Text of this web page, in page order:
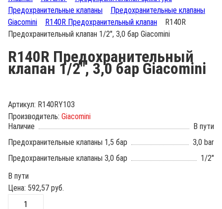
Предохранительные клапаны
Предохранительные клапаны
Giacomini
R140R Предохранительный клапан
R140R
Предохранительный клапан 1/2", 3,0 бар Giacomini
R140R Предохранительный
клапан 1/2", 3,0 бар Giacomini
Артикул: R140RY103
Производитель: Giacomini
Наличие
В пути
Предохранительные клапаны 1,5 бар
3,0 bar
Предохранительные клапаны 3,0 бар
1/2"
В пути
Цена: 592,57 руб.